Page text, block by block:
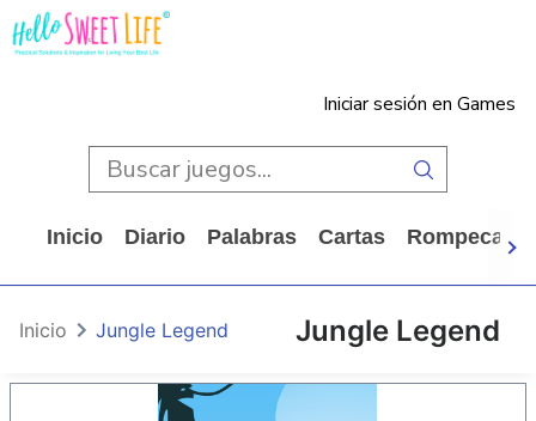
Iniciar sesión en Games
Inicio Diario Palabras Cartas
Jungle Legend
Inicio Jungle Legend